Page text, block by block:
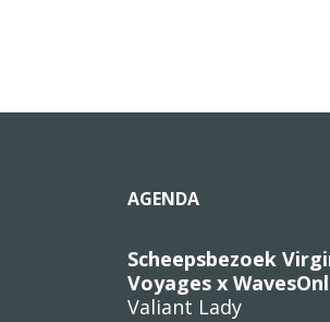
AGENDA
Scheepsbezoek
Voyages x
Valiant Lady